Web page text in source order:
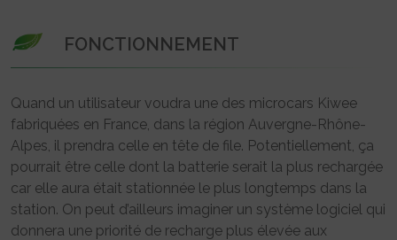
FONCTIONNEMENT
Quand un utilisateur voudra une des microcars Kiwee
fabriquées en France, dans la région Auvergne-Rhône-
Alpes, il prendra celle en tête de file. Potentiellement, ça
pourrait être celle dont la batterie serait la plus rechargée
car elle aura était stationnée le plus longtemps dans la
station. On peut d’ailleurs imaginer un système logiciel qui
donnera une priorité de recharge plus élevée aux